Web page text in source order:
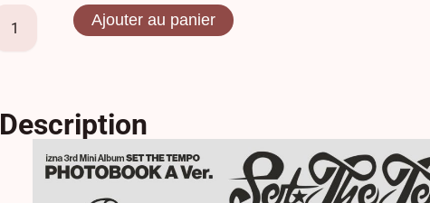
Ajouter au panier
Description